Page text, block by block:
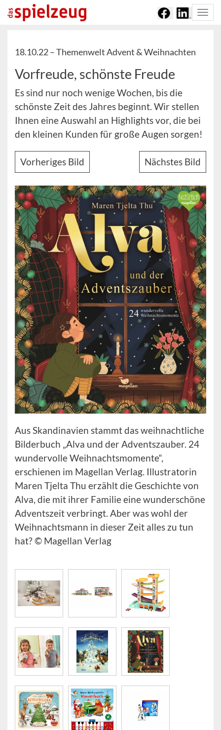
18.10.22 –Themenwelt Advent & Weihnachten
Vorfreude, schönste Freude
Es sind nur noch wenige Wochen, bis die
schönste Zeit des Jahres beginnt. Wir stellen
Ihnen eine Auswahl an Highlights vor, die bei
den kleinen Kunden für große Augen sorgen!
Vorheriges Bild Nächstes Bild
Aus Skandinavien stammt das weihnachtliche
Bilderbuch „Alva und der Adventszauber. 24
wundervolle Weihnachtsmomente“,
erschienen im Magellan Verlag. Illustratorin
Maren Tjelta Thu erzählt die Geschichte von
Alva, die mit ihrer Familie eine wunderschöne
Adventszeit verbringt. Aber was wohl der
Weihnachtsmann in dieser Zeit alles zu tun
hat? © Magellan Verlag